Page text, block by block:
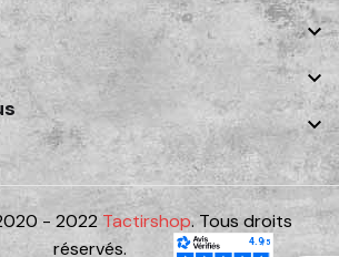



- 2022Tactirshop. Tous droits
réservés.